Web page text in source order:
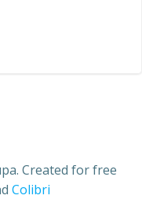
Created for free
Colibri